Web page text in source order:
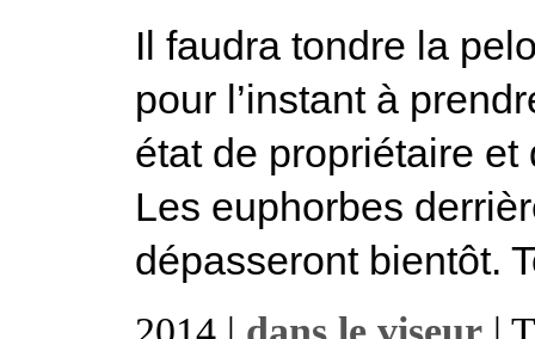
Il faudra tondre la
pour l’instant à
état de propriétaire et
Les euphorbes
dépasseront bientôt.